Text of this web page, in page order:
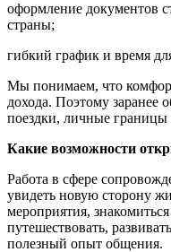
оформление документов
страны;
гибкий график и время
Мы понимаем, что
дохода. Поэтому заранее
поездки, личные границы
Какие возможности
Работа в сфере
увидеть новую сторону
мероприятия,
путешествовать,
полезный опыт общения.